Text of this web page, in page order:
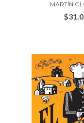
MARTÍN